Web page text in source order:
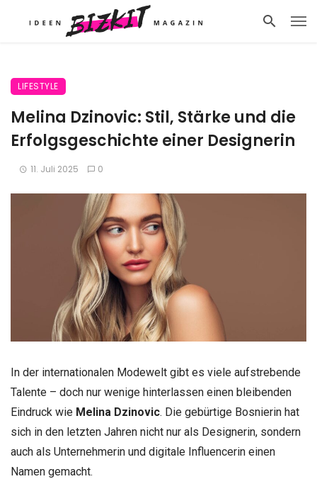
LIFESTYLE
Melina Dzinovic: Stil, Stärke und die
Erfolgsgeschichte einer Designerin
11. Juli 2025 0
In der internationalen Modewelt gibt es viele aufstrebende
Talente – doch nur wenige hinterlassen einen bleibenden
Eindruck wie Melina Dzinovic. Die gebürtige Bosnierin hat
sich in den letzten Jahren nicht nur als Designerin, sondern
auch als Unternehmerin und digitale Influencerin einen
Namen gemacht.